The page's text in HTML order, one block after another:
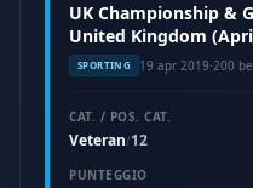
UK Championship &
United Kingdom
SPORTING 19 apr 2019·200
CAT. / POS. CAT.
Veteran/12
PUNTEGGIO